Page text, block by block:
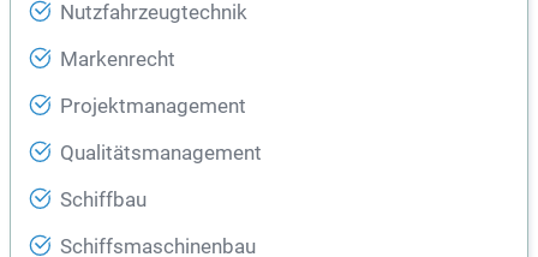
Nutzfahrzeugtechnik
Markenrecht
Projektmanagement
Qualitätsmanagement
Schiffbau
Schiffsmaschinenbau